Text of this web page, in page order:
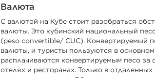
Валюта
С валютой на Кубе стоит разобраться
валюты. Это кубинский национальный
(peso convertible/ CUC). Конвертируемый
валюты, и туристы пользуются в
расплачиваются конвертируемым песо за
отелях и ресторанах. Только в